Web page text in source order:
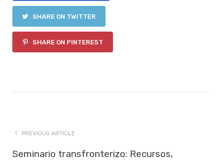
SHARE ON TWITTER
SHARE ON PINTEREST
PREVIOUS ARTICLE
Seminario transfronterizo: Recursos,